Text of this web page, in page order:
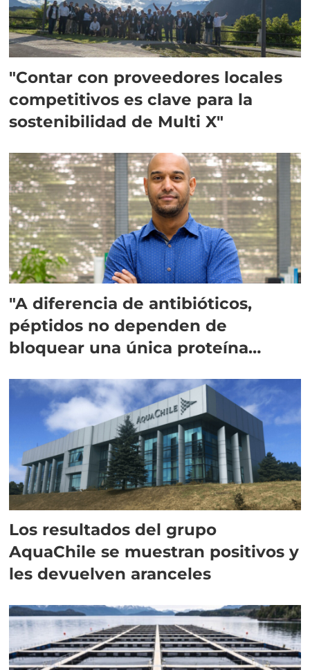
"Contar con proveedores locales
competitivos es clave para la
sostenibilidad de Multi X"
"A diferencia de antibióticos,
péptidos no dependen de
bloquear una única proteína
Los resultados del grupo
AquaChile se muestran positivos y
les devuelven aranceles